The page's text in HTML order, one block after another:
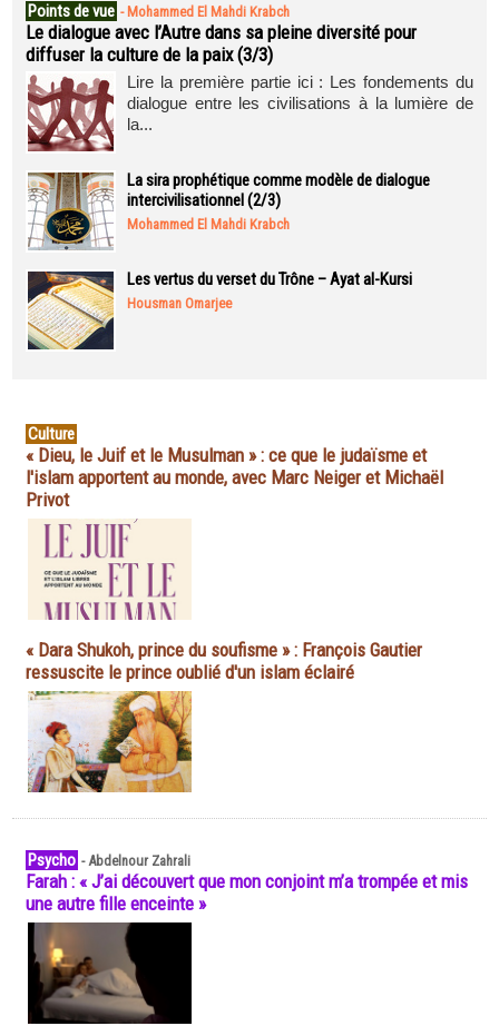
Points de vue - Mohammed El Mahdi Krabch
Le dialogue avec l’Autre dans sa pleine diversité pour
diffuser la culture de la paix (3/3)
Lire la première partie ici : Les fondements du
dialogue entre les civilisations à la lumière de
la...
La sira prophétique comme modèle de dialogue
intercivilisationnel (2/3)
Mohammed El Mahdi Krabch
Les vertus du verset du Trône – Ayat al-Kursi
Housman Omarjee
Culture
« Dieu, le Juif et le Musulman » : ce que le judaïsme et
l'islam apportent au monde, avec Marc Neiger et Michaël
Privot
« Dara Shukoh, prince du soufisme » : François Gautier
ressuscite le prince oublié d'un islam éclairé
Psycho -Abdelnour Zahrali
Farah : « J’ai découvert que mon conjoint m’a trompée et mis
une autre fille enceinte »